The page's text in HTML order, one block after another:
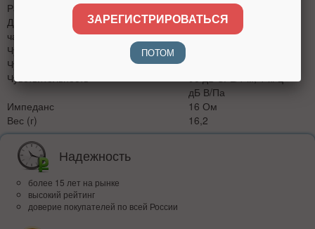
Размер излучателя
8,6 мм
Динамический диапазон
частотной характеристики
20 Гц – 20 кГц
Чувствительность
Чувствительность
Чувствительность
96 дБ SPL/1 м, 1 кГц
дБ В/Па
Импеданс
16 Ом
Вес (г)
16,2
Надежность
более 15 лет на рынке
высокий рейтинг
доверие покупателей по всей России
ЗАРЕГИСТРИРОВАТЬСЯ
ПОТОМ